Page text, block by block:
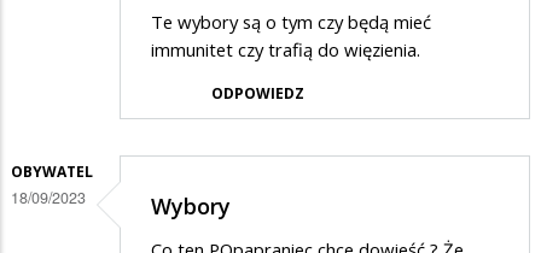
Te wybory są o tym czy będą mieć
immunitet czy trafią do więzienia.
ODPOWIEDZ
OBYWATEL
18/09/2023 Wybory